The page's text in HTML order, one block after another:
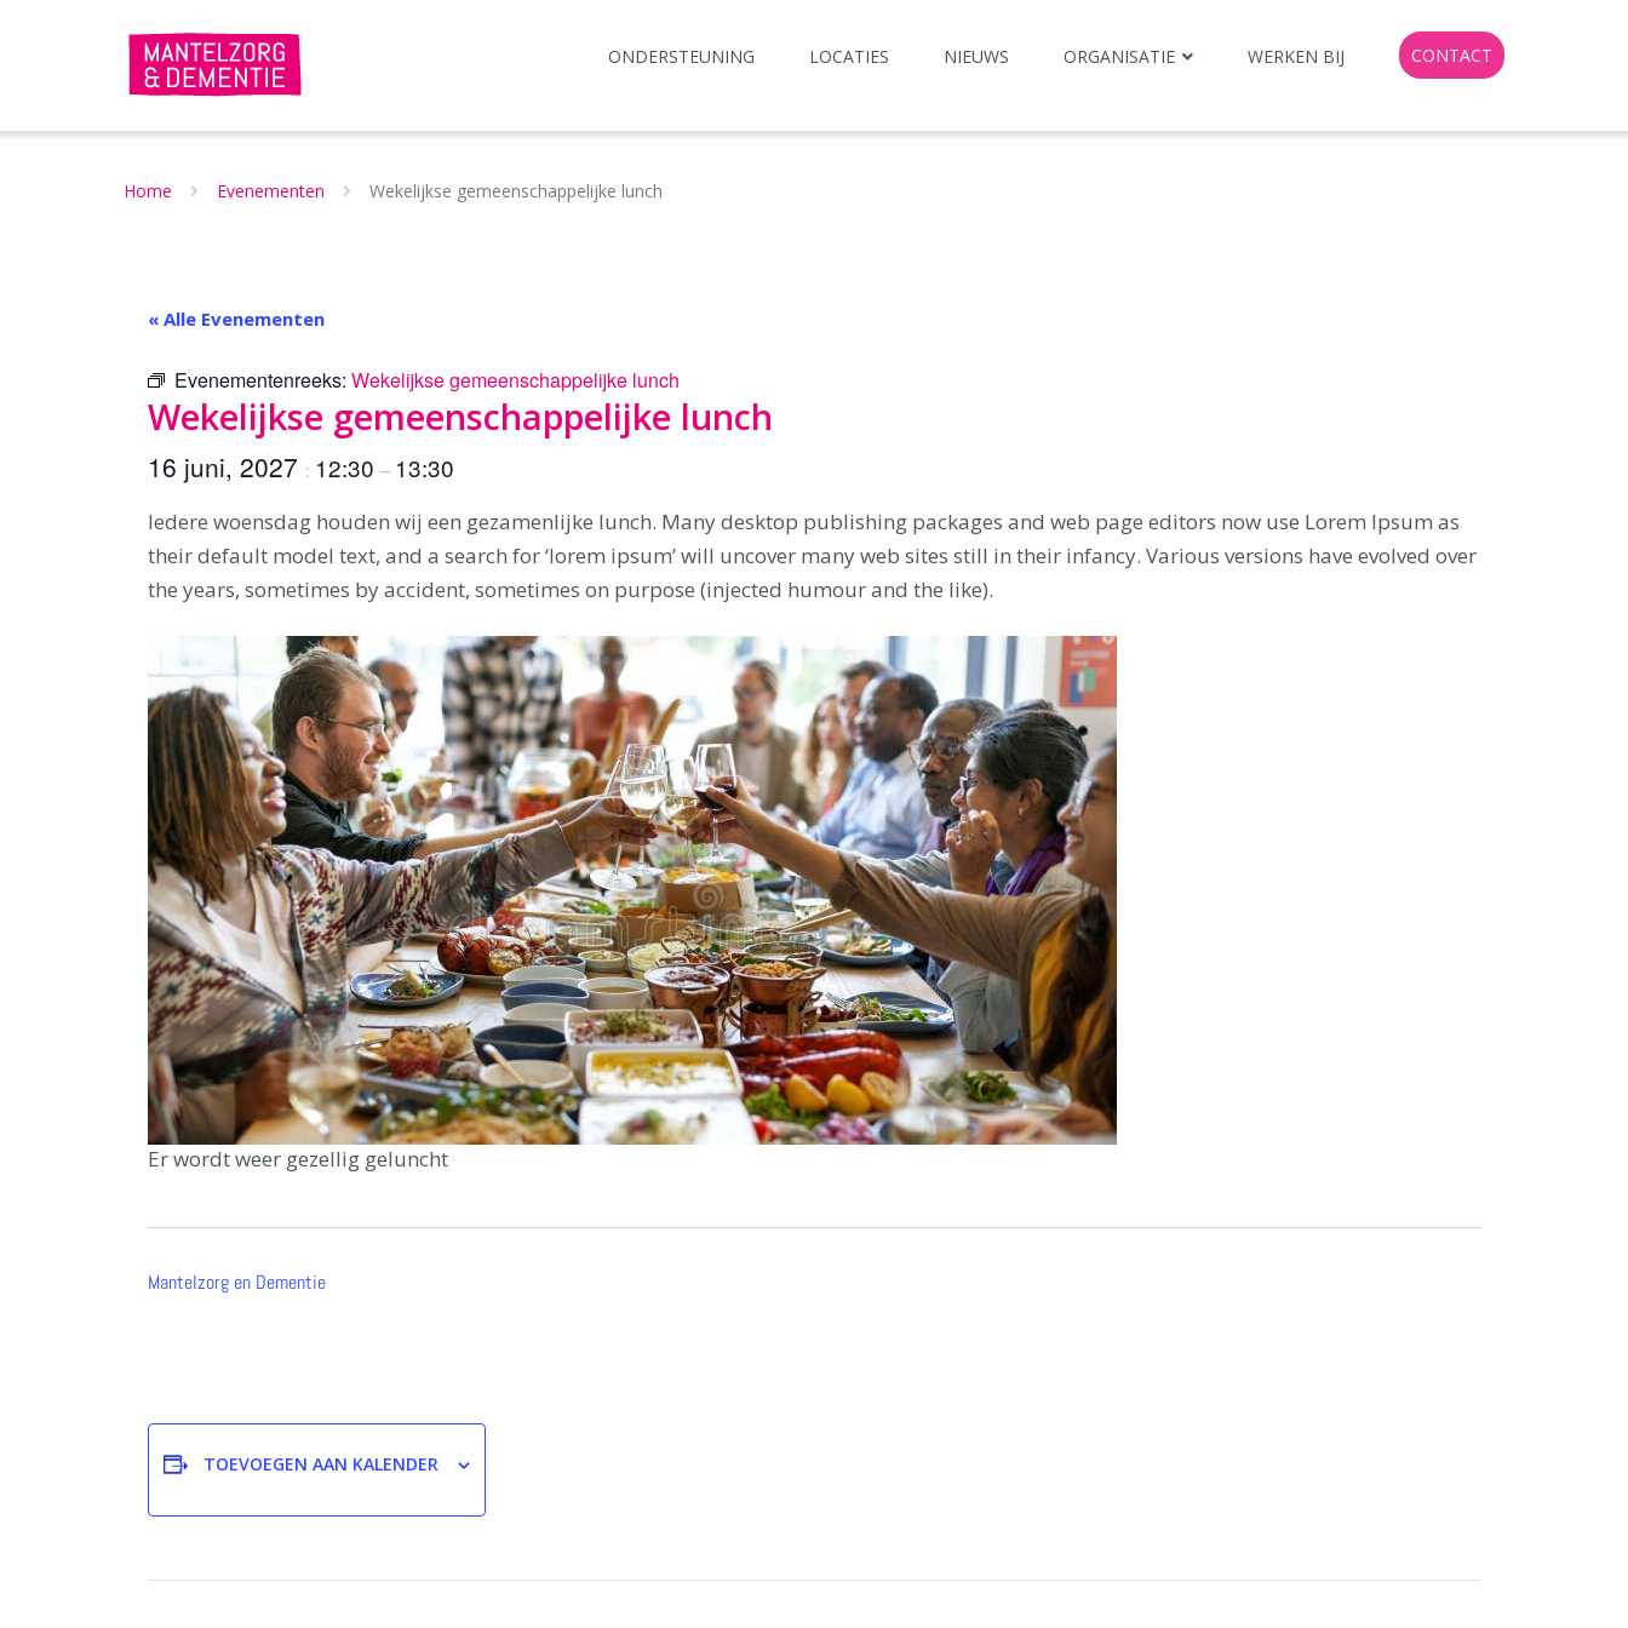
ONDERSTEUNING LOCATIES NIEUWS ORGANISATIE WERKEN BIJ CONTACT
Home Evenementen Wekelijkse gemeenschappelijke lunch
« Alle Evenementen
Evenementenreeks: Wekelijkse gemeenschappelijke lunch
Wekelijkse gemeenschappelijke lunch
16 juni, 2027 : 12:30 – 13:30
Iedere woensdag houden wij een gezamenlijke lunch. Many desktop publishing packages and web page editors now use Lorem Ipsum as
their default model text, and a search for ‘lorem ipsum’ will uncover many web sites still in their infancy. Various versions have evolved over
the years, sometimes by accident, sometimes on purpose (injected humour and the like).
Er wordt weer gezellig geluncht
Mantelzorg en Dementie
TOEVOEGEN AAN KALENDER